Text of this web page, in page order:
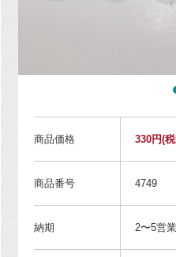
商品価格 330円(
商品番号 4749
納期 2〜5営